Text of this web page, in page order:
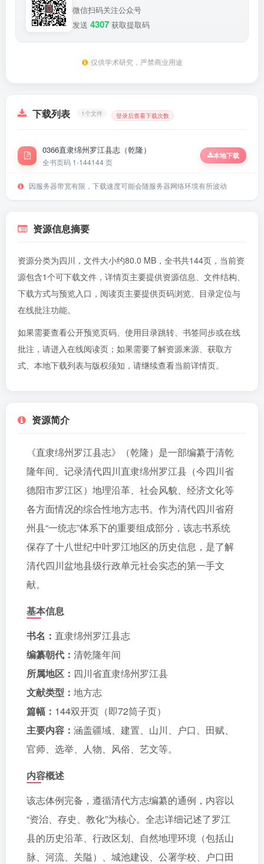
微信扫码关注公众号
发送 4307 获取提取码
仅供学术研究，严禁商业用途
下载列表 1个文件 登录后查看下载次数
0366直隶绵州罗江县志（乾隆）
全书页码 1-144144 页
本地下载
因服务器带宽有限，下载速度可能会随服务器网络环境有所波动
资源信息摘要
资源分类为四川，文件大小约80.0 MB，全书共144页，当前资
源包含1个可下载文件，详情页主要提供资源信息、文件结构、
下载方式与预览入口，阅读页主要提供页码浏览、目录定位与
在线批注功能。
如果需要查看公开预览页码、使用目录跳转、书签同步或在线
批注，请进入在线阅读页 ；如果需要了解资源来源、获取方
式、本地下载列表与版权须知，请继续查看当前详情页。
资源简介
《直隶绵州罗江县志》（乾隆）是一部编纂于清乾
隆年间、记录清代四川直隶绵州罗江县（今四川省
德阳市罗江区）地理沿革、社会风貌、经济文化等
各方面情况的综合性地方志书。作为清代四川省府
州县“一统志”体系下的重要组成部分，该志书系统
保存了十八世纪中叶罗江地区的历史信息，是了解
清代四川盆地县级行政单元社会实态的第一手文
献。
基本信息
书名： 直隶绵州罗江县志
编纂朝代： 清乾隆年间
所属地区： 四川省直隶绵州罗江县
文献类型： 地方志
篇幅： 144双开页（即72筒子页）
主要内容： 涵盖疆域、建置、山川、户口、田赋、
官师、选举、人物、风俗、艺文等。
内容概述
该志体例完备，遵循清代方志编纂的通例，内容以
“资治、存史、教化”为核心。全志详细记述了罗江
县的历史沿革、行政区划、自然地理环境（包括山
脉、河流、关隘）、城池建设、公署学校、户口田